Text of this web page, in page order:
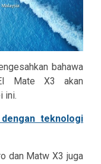
bahawa
Mate X3 akan
ini.
teknologi
dan Matw X3 juga